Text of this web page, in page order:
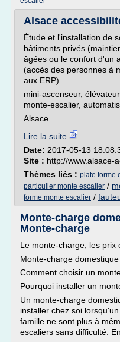
Alsace
Étude et l'installation de
bâtiments privés
âgées ou le confort d'un
(accès des personnes à
aux ERP).
mini-ascenseur,
monte-escalier,
Alsace...
Lire la suite
Date: 2017-05-13
Site : http://www.alsace-
Thèmes liés : plate forme
particulier monte escalier /
forme monte escalier /
Monte-charge
Monte-charge
Le monte-charge, les prix
Monte-charge
Comment choisir un
Pourquoi installer un
Un monte-charge
installer chez soi
famille ne sont plus à
escaliers sans difficulté.